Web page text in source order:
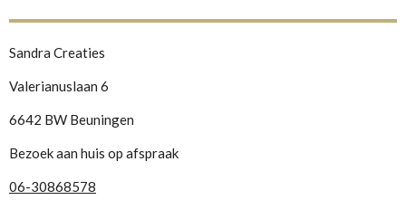
Sandra Creaties
Valerianuslaan 6
6642 BW Beuningen
Bezoek aan huis op afspraak
06-30868578